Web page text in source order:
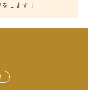
します！